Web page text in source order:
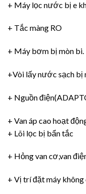
+ Máy lọc nước bị e
+ Tắc màng RO
+ Máy bơm bị mòn bi.
+Vòi lấy nước sạch bị
+ Nguồn
+ Van áp cao hoạt
+ Lõi lọc bị bẩn tắc
+ Hỏng van cơ,van
+ Vị trí đặt máy không